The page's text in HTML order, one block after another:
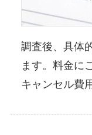
調査後、具体
ます。料金に
キャンセル費